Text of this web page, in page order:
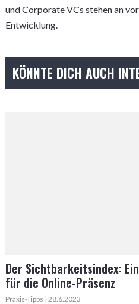
und Corporate VCs stehen an
Entwicklung.
KÖNNTE DICH AUCH
Der Sichtbarkeitsindex:
für die Online-Präsenz
Praxis-Tipps | 28.6.2023